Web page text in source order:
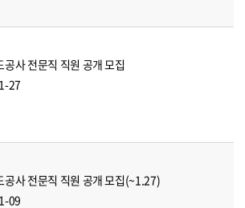
공사 전문직 직원 공개 모집
27
공사 전문직 직원 공개 모집(~1.27)
09